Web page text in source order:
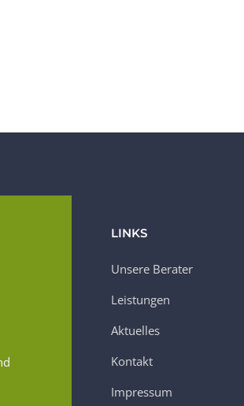
LINKS
Unsere Berater
Leistungen
Aktuelles
Kontakt
Impressum